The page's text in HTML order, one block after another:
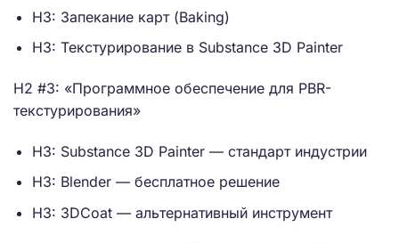
H3: Запекание карт (Baking)
H3: Текстурирование в Substance 3D Painter
H2 #3: «Программное обеспечение для PBR-
текстурирования»
H3: Substance 3D Painter — стандарт индустрии
H3: Blender — бесплатное решение
H3: 3DCoat — альтернативный инструмент